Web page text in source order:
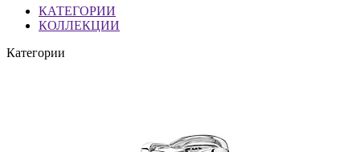
КАТЕГОРИИ
КОЛЛЕКЦИИ
Категории